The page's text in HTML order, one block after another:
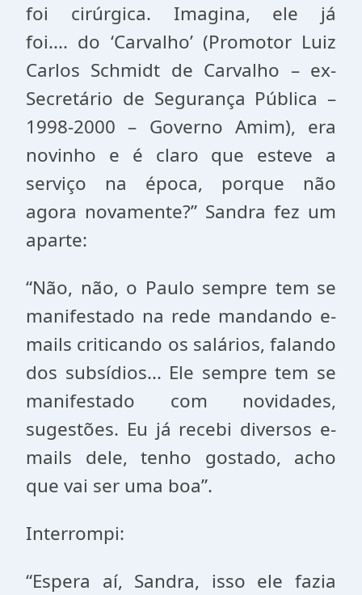
foi cirúrgica. Imagina, ele já
foi.... do ‘Carvalho’ (Promotor Luiz
Carlos Schmidt de Carvalho – ex-
Secretário de Segurança Pública –
1998-2000 – Governo Amim), era
novinho e é claro que esteve a
serviço na época, porque não
agora novamente?” Sandra fez um
aparte:
“Não, não, o Paulo sempre tem se
manifestado na rede mandando e-
mails criticando os salários, falando
dos subsídios... Ele sempre tem se
manifestado com novidades,
sugestões. Eu já recebi diversos e-
mails dele, tenho gostado, acho
que vai ser uma boa”.
Interrompi:
“Espera aí, Sandra, isso ele fazia